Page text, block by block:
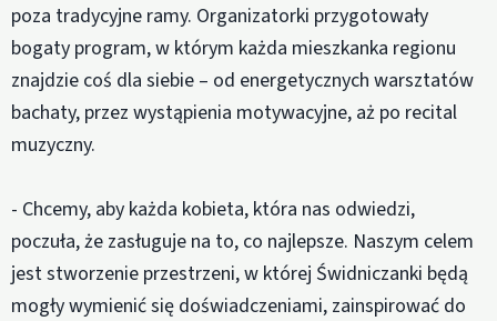
poza tradycyjne ramy. Organizatorki przygotowały
bogaty program, w którym każda mieszkanka regionu
znajdzie coś dla siebie – od energetycznych warsztatów
bachaty, przez wystąpienia motywacyjne, aż po recital
muzyczny.
- Chcemy, aby każda kobieta, która nas odwiedzi,
poczuła, że zasługuje na to, co najlepsze. Naszym celem
jest stworzenie przestrzeni, w której Świdniczanki będą
mogły wymienić się doświadczeniami, zainspirować do